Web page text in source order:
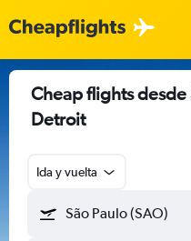
Cheap flights
Detroit
Ida y vuelta
São Paulo (SAO)